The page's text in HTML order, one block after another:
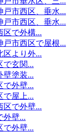
戸市西区、垂水...
戸市西区、垂水...
区で外構...
戸市西区で屋根...
区より外...
で玄関...
壁塗装...
で外壁...
で屋上...
区で外壁...
外壁...
で外壁...